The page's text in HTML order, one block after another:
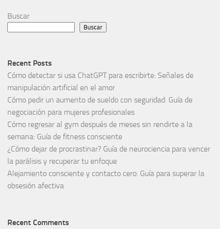
Buscar
Buscar
Recent Posts
Cómo detectar si usa ChatGPT para escribirte: Señales de
manipulación artificial en el amor
Cómo pedir un aumento de sueldo con seguridad: Guía de
negociación para mujeres profesionales
Cómo regresar al gym después de meses sin rendirte a la
semana: Guía de fitness consciente
¿Cómo dejar de procrastinar? Guía de neurociencia para vencer
la parálisis y recuperar tu enfoque
Alejamiento consciente y contacto cero: Guía para superar la
obsesión afectiva
Recent Comments